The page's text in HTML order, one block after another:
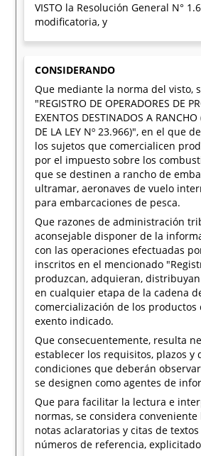
VISTO la Resolución General N°
modificatoria, y
CONSIDERANDO
Que mediante la norma del visto,
"REGISTRO DE OPERADORES DE
EXENTOS DESTINADOS A RANCHO
DE LA LEY Nº 23.966)", en el que
los sujetos que comercialicen
por el impuesto sobre los
que se destinen a rancho de
ultramar, aeronaves de vuelo
para embarcaciones de pesca.
Que razones de administración
aconsejable disponer de la
con las operaciones efectuadas
inscritos en el mencionado
produzcan, adquieran,
en cualquier etapa de la cadena
comercialización de los productos
exento indicado.
Que consecuentemente, resulta
establecer los requisitos, plazos y
condiciones que deberán
se designen como agentes de
Que para facilitar la lectura e
normas, se considera
notas aclaratorias y citas de textos
números de referencia,